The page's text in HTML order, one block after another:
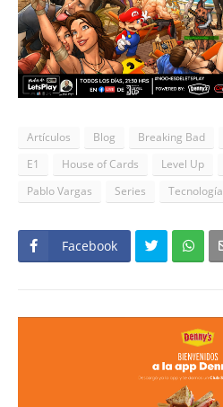
Artículos Blog Breaking Bad
E1
House of Cards Level Up
Pablo Vargas
Series Tecnología
Facebook